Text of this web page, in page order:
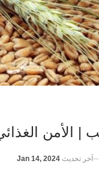
الأمن
آخر تحديث Jan 14, 2024